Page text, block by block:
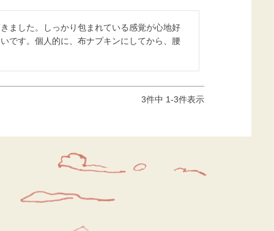
ました。しっかり包まれている感覚が心地好
です。個人的に、布ナプキンにしてから、腰
3件中 1-3件表示